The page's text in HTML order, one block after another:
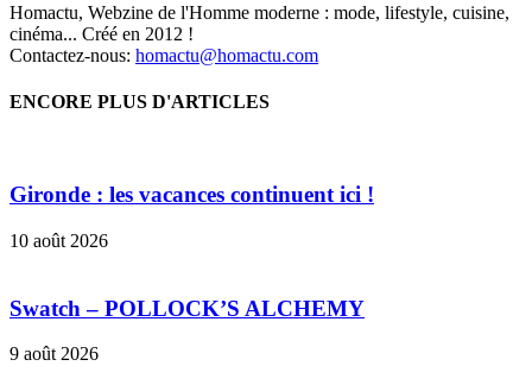
Homactu, Webzine de l'Homme moderne : mode, lifestyle, cuisine,
cinéma... Créé en 2012 !
Contactez-nous: homactu@homactu.com
ENCORE PLUS D'ARTICLES
Gironde : les vacances continuent ici !
10 août 2026
Swatch – POLLOCK’S ALCHEMY
9 août 2026